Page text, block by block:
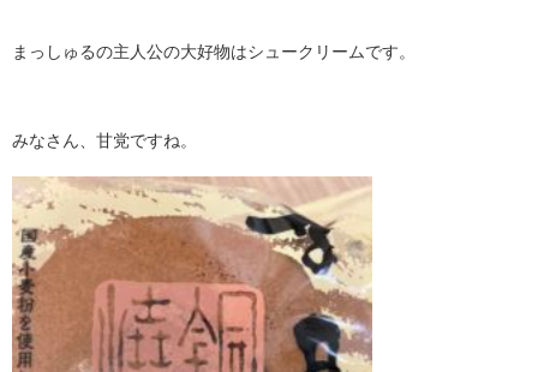
まっしゅるの主人公の大好物はシュークリームです。
みなさん、甘党ですね。